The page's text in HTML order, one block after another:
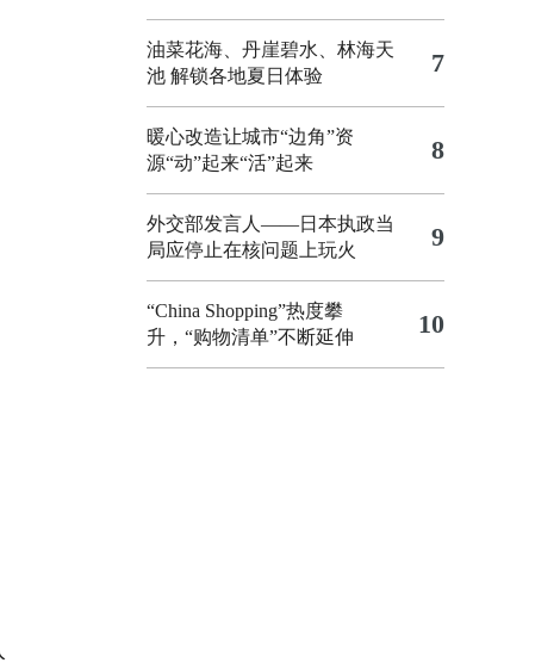
油菜花海、丹崖碧水、林海天
池 解锁各地夏日体验
7
暖心改造让城市“边角”资
源“动”起来“活”起来
8
外交部发言人——日本执政当
局应停止在核问题上玩火
9
“China Shopping”热度攀
升，“购物清单”不断延伸
10